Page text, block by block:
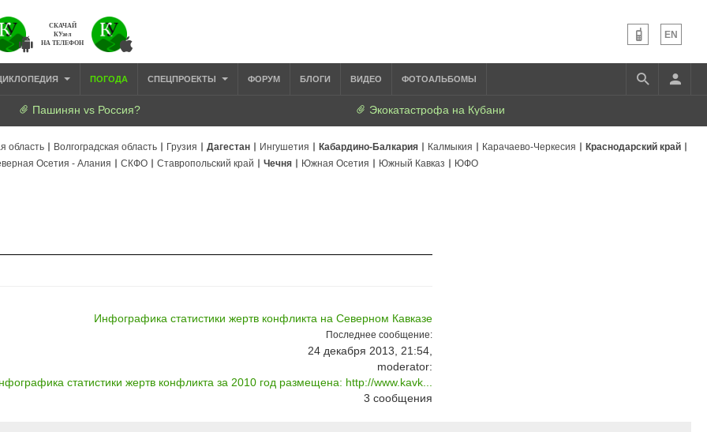
СКАЧАЙ
КУзел
НА ТЕЛЕФОН
EN
ПОГОДА СПЕЦПРОЕКТЫ ФОРУМ БЛОГИ ВИДЕО ФОТОАЛЬБОМЫ
Пашинян vs Россия? Экокатастрофа на Кубани
область Волгоградская область Грузия Дагестан Ингушетия Кабардино-Балкария Калмыкия Карачаево-Черкесия
Краснодарский край
Осетия - Алания
СКФО Ставропольский край Чечня Южная Осетия Южный Кавказ ЮФО
Инфографика статистики жертв конфликта на Северном Кавказе
Последнее сообщение:
24 декабря 2013, 21:54,
moderator:
статистики жертв конфликта за 2010 год размещена: http://www.kavk...
3сообщения